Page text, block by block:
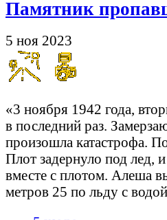
Памятник
5 ноя 2023
«3 ноября 1942 года,
в последний раз.
произошла катастрофа.
Плот задернуло под лед,
вместе с плотом. Алеша
метров 25 по льду с водой.